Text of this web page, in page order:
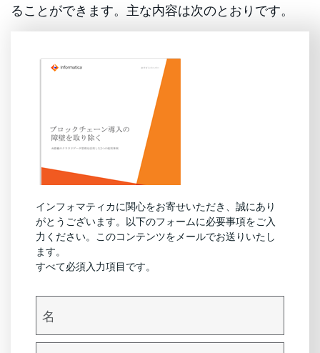
ることができます。主な内容は次のとおりです。
インフォマティカに関心をお寄せいただき、誠にあり
がとうございます。以下のフォームに必要事項をご入
力ください。このコンテンツをメールでお送りいたし
ます。
すべて必須入力項目です。